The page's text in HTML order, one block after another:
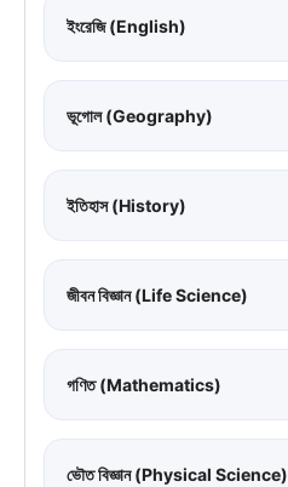
ইংরেজি (English)
ভূগোল (Geography)
ইতিহাস (History)
জীবন বিজ্ঞান (Life Science)
গণিত (Mathematics)
ভৌত বিজ্ঞান (Physical Science)